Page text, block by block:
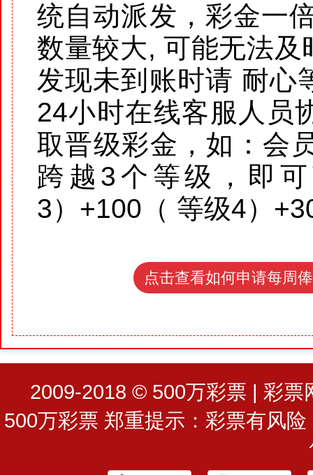
统自动派发，彩金一
数量较大, 可能无法
发现未到账时请 耐心
24小时在线客服人员
取晋级彩金，如：会
跨越3个等级，即
3）+100（ 等级4）
点击查看如何申请每周
2009-2018 © 500万彩票 | 彩票
500万彩票 郑重提示：彩票有风